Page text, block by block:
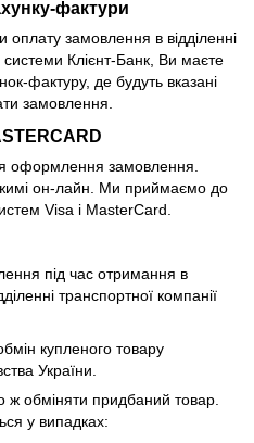
фактури
замовлення в відділенні
Клієнт-Банк, Ви маєте
фактуру, де будуть вказані
замовлення.
оформлення замовлення.
он-лайн. Ми приймаємо до
Visa і MasterCard.
під час отримання в
транспортної компанії
купленого товару
України.
обміняти придбаний товар.
у випадках: